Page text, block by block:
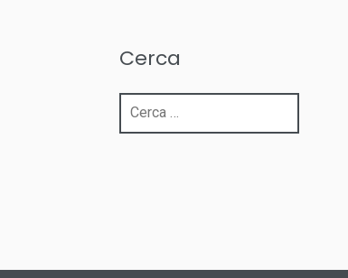
Cerca
Cerca: